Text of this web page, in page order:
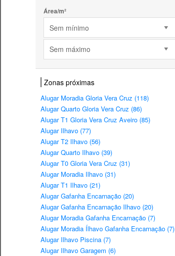
Área/m²
Sem mínimo
Sem máximo
Zonas próximas
Alugar Moradia Gloria Vera Cruz (118)
Alugar Quarto Gloria Vera Cruz (86)
Alugar T1 Gloria Vera Cruz Aveiro (85)
Alugar Ilhavo (77)
Alugar T2 Ilhavo (56)
Alugar Quarto Ilhavo (39)
Alugar T0 Gloria Vera Cruz (31)
Alugar Moradia Ilhavo (31)
Alugar T1 Ilhavo (21)
Alugar Gafanha Encarnação (20)
Alugar Gafanha Encarnação Ilhavo (20)
Alugar Moradia Gafanha Encarnação (7)
Alugar Moradia Ílhavo Gafanha Encarnação (7)
Alugar Ilhavo Piscina (7)
Alugar Ilhavo Garagem (6)